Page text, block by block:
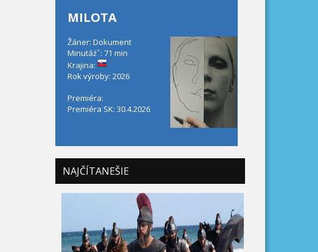
MILOTA
Žáner: Dokument
Minutáż˝: 71 min
Krajina:
Rok výroby: 2026
Premiéra:
Premiéra SK: 30.4.2026
NAJČÍTANEŠIE